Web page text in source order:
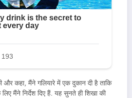
और कहा, मैंने गलियारे में एक दुकान दी है ताकि
मैंने निर्देश दिए हैं. यह सुनते ही शिखा की